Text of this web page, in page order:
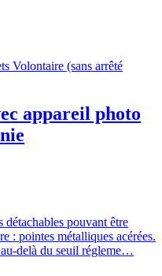
Volontaire (sans arrêté
appareil photo
détachables pouvant être
: pointes métalliques acérées.
delà du seuil régleme…